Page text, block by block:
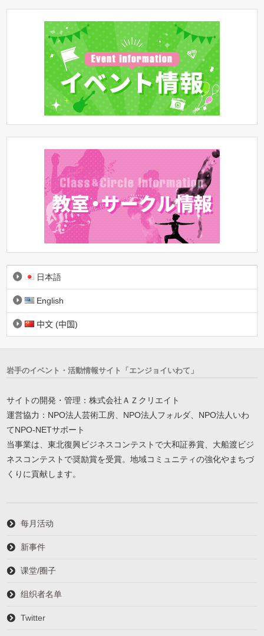
日本語
English
中文 (中国)
岩手のイベント・活動情報サイト「エンジョイいわて」
サイトの開発・管理：株式会社ＡＺクリエイト
運営協力：NPO法人芸術工房、NPO法人フォルダ、NPO法人いわ
てNPO-NETサポート
当事業は、東北復興ビジネスコンテストで大和証券賞、大船渡ビジ
ネスコンテストで奨励賞を受賞。地域コミュニティの強化やまちづ
くりに貢献します。
每月活动
新事件
课堂/圈子
组织者名单
Twitter